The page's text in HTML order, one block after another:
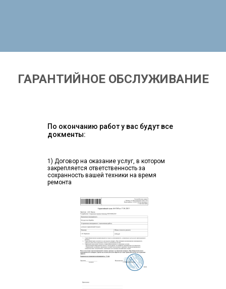
ГАРАНТИЙНОЕ ОБСЛУЖИВАНИЕ
По окончанию работ у вас будут все
докменты:
1) Договор на оказание услуг, в котором
закрепляется ответственность за
сохранность вашей техники на время
ремонта